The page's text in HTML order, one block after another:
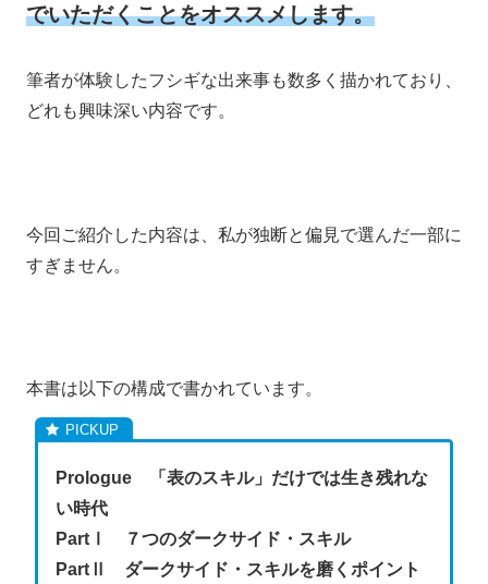
でいただくことをオススメします。
筆者が体験したフシギな出来事も数多く描かれており、
どれも興味深い内容です。
今回ご紹介した内容は、私が独断と偏見で選んだ一部に
すぎません。
本書は以下の構成で書かれています。
Prologue 「表のスキル」だけでは生き残れな
い時代
PartⅠ ７つのダークサイド・スキル
PartⅡ ダークサイド・スキルを磨くポイント